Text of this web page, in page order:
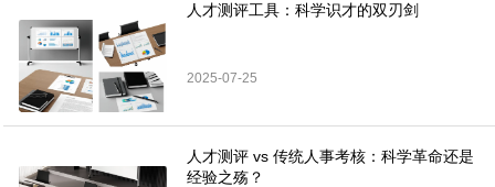
人才测评工具：科学识才的双刃剑
2025-07-25
人才测评 vs 传统人事考核：科学革命还是
经验之殇？